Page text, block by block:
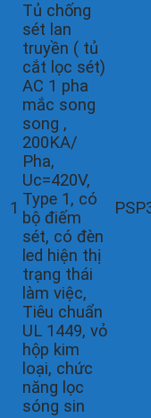
1
Tủ chống
sét lan
truyền ( tủ
cắt lọc sét)
AC 1 pha
mắc song
song ,
200KA/
Pha,
Uc=420V,
Type 1, có
bộ điếm
sét, có đèn
led hiện thị
trạng thái
làm việc,
Tiêu chuẩn
UL 1449, vỏ
hộp kim
loại, chức
năng lọc
sóng sin